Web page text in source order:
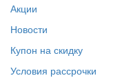
Акции
Новости
Купон на скидку
Условия рассрочки